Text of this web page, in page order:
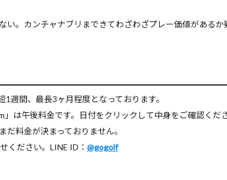
。カンチャナブリまできてわざわざプレー価値があるか
週間、最長3ヶ月程度となっております。
は午後料金です。日付をクリックして中身をご確認くださ
料金が決まっておりません。
ください。LINE ID： @gogolf